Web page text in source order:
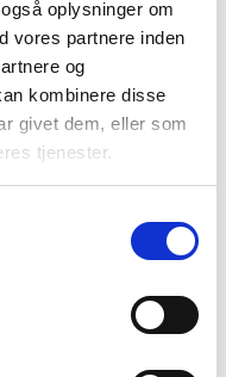
oplysninger om
vores partnere inden
og
kombinere disse
givet dem, eller som
tjenester.
– Black Diamond
2 Hydration Vest
kr